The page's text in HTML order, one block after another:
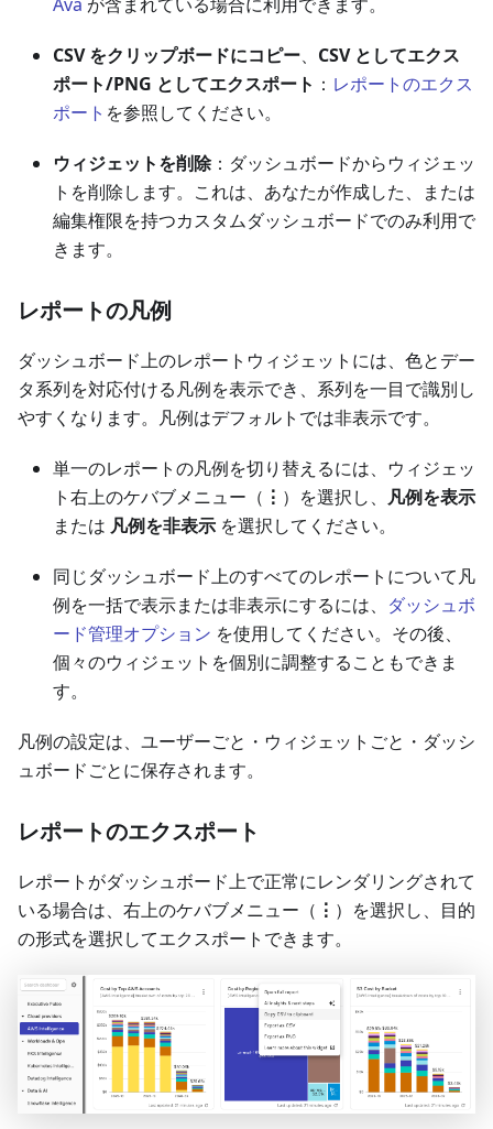
CSV をクリップボードにコピー、 CSV としてエクス
ポート/PNG としてエクスポート ： レポートのエクス
ポート を参照してください。
ウィジェットを削除：ダッシュボードからウィジェッ
トを削除します。これは、あなたが作成した、または
編集権限を持つカスタムダッシュボードでのみ利用で
きます。
レポートの凡例
ダッシュボード上のレポートウィジェットには、色とデー
タ系列を対応付ける凡例を表示でき、系列を一目で識別し
やすくなります。凡例はデフォルトでは非表示です。
単一のレポートの凡例を切り替えるには、ウィジェッ
ト右上のケバブメニュー（ ⋮ ）を選択し、 凡例を表示
または 凡例を非表示 を選択してください。
同じダッシュボード上のすべてのレポートについて凡
例を一括で表示または非表示にするには、 ダッシュボ
ード管理オプション を使用してください。その後、
個々のウィジェットを個別に調整することもできま
す。
凡例の設定は、ユーザーごと・ウィジェットごと・ダッシ
ュボードごとに保存されます。
レポートのエクスポート
レポートがダッシュボード上で正常にレンダリングされて
いる場合は、右上のケバブメニュー（ ⋮ ）を選択し、目的
の形式を選択してエクスポートできます。